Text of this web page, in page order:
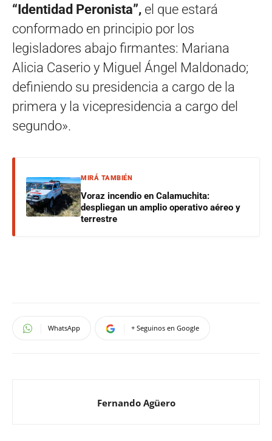
“Identidad Peronista”, el que estará
conformado en principio por los
legisladores abajo firmantes: Mariana
Alicia Caserio y Miguel Ángel Maldonado;
definiendo su presidencia a cargo de la
primera y la vicepresidencia a cargo del
segundo».
MIRÁ TAMBIÉN
Voraz incendio en Calamuchita:
despliegan un amplio operativo aéreo y
terrestre
WhatsApp + Seguinos en Google
Fernando Agüero